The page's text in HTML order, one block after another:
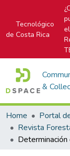
Tecnológico
de Costa Rica
el
&
Home